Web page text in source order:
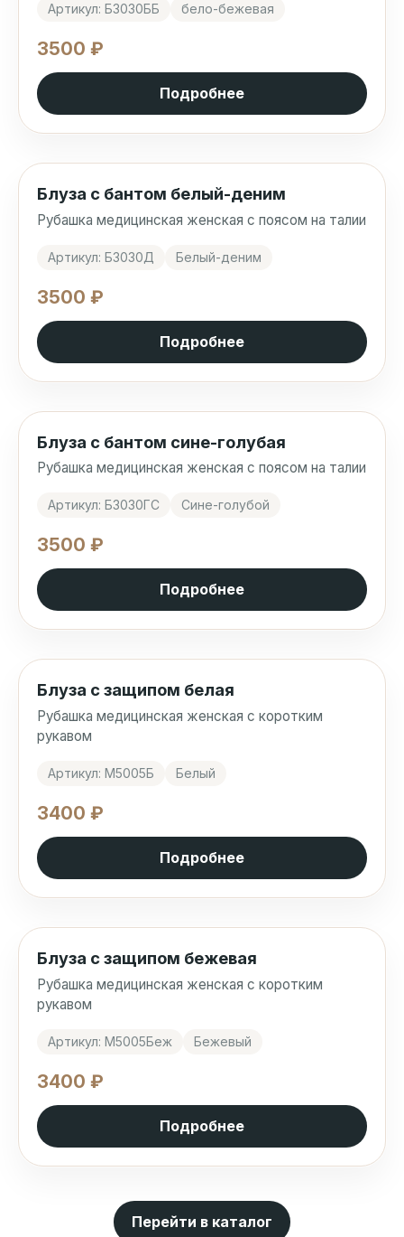
Артикул: Б3030ББ бело-бежевая
3500 ₽
Подробнее
Блуза с бантом белый-деним
Рубашка медицинская женская с поясом на талии
Артикул: Б3030Д Белый-деним
3500 ₽
Подробнее
Блуза с бантом сине-голубая
Рубашка медицинская женская с поясом на талии
Артикул: Б3030ГС Сине-голубой
3500 ₽
Подробнее
Блуза с защипом белая
Рубашка медицинская женская с коротким
рукавом
Артикул: М5005Б Белый
3400 ₽
Подробнее
Блуза с защипом бежевая
Рубашка медицинская женская с коротким
рукавом
Артикул: М5005Беж Бежевый
3400 ₽
Подробнее
Перейти в каталог